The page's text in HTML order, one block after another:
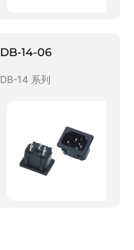
DB-14-06
DB-14 系列